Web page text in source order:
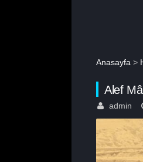
Anasayfa >
Alef
admin